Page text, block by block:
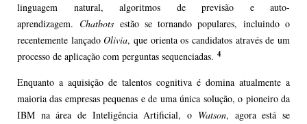
linguagem natural, algoritmos de previsão e auto-
aprendizagem. Chatbots estão se tornando populares, incluindo o
recentemente lançadoOlivia, que orienta os candidatos através de um
processo de aplicação com perguntas sequenciadas. 4
Enquanto a aquisição de talentos cognitiva é domina atualmente a
maioria das empresas pequenas e de uma única solução, o pioneiro da
IBM na área de Inteligência Artificial, o Watson, agora está se